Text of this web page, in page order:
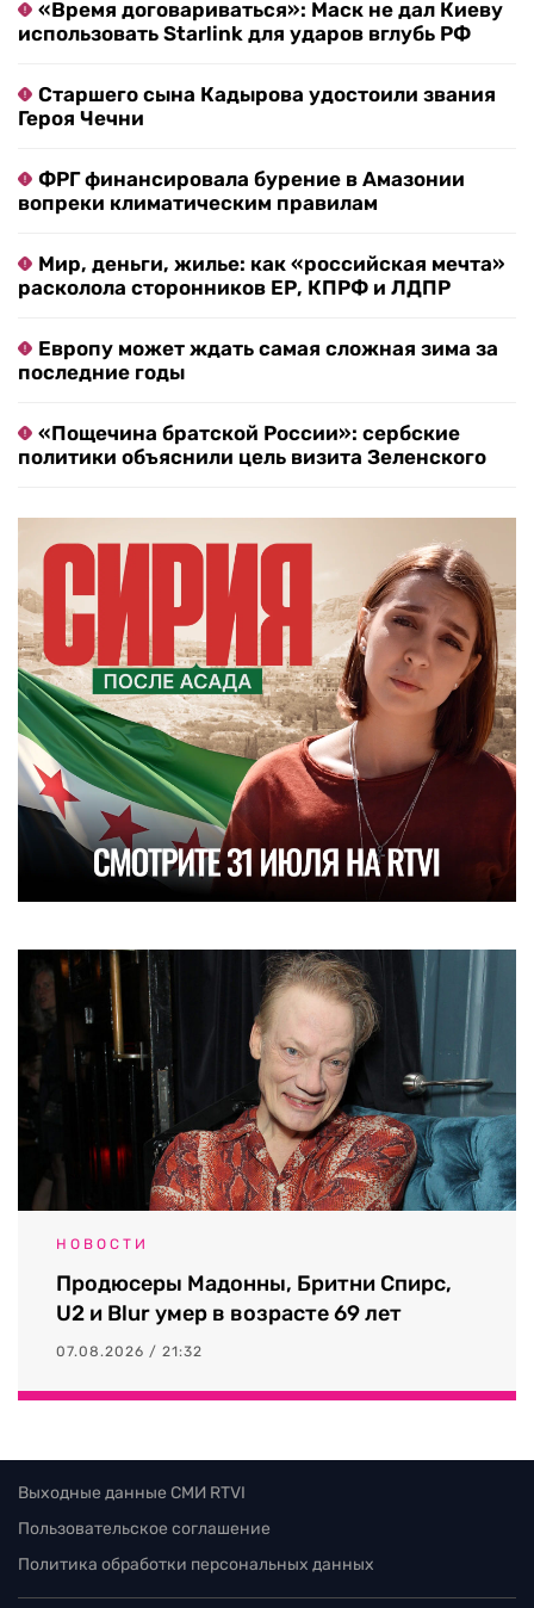
«Время договариваться»: Маск не дал Киеву
использовать Starlink для ударов вглубь РФ
Старшего сына Кадырова удостоили звания
Героя Чечни
ФРГ финансировала бурение в Амазонии
вопреки климатическим правилам
Мир, деньги, жилье: как «российская мечта»
расколола сторонников ЕР, КПРФ и ЛДПР
Европу может ждать самая сложная зима за
последние годы
«Пощечина братской России»: сербские
политики объяснили цель визита Зеленского
НОВОСТИ
Продюсеры Мадонны, Бритни Спирс,
U2 и Blur умер в возрасте 69 лет
07.08.2026 / 21:32
Выходные данные СМИ RTVI
Пользовательское соглашение
Политика обработки персональных данных